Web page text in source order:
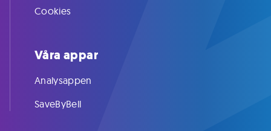
Cookies
Våra appar
Analysappen
SaveByBell